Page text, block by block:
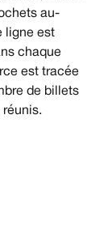
au-
ligne est
chaque
est tracée
de billets
réunis.